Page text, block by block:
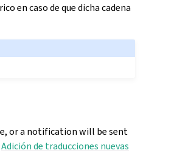
en caso de que dicha cadena
or a notification will be sent
Adición de traducciones nuevas